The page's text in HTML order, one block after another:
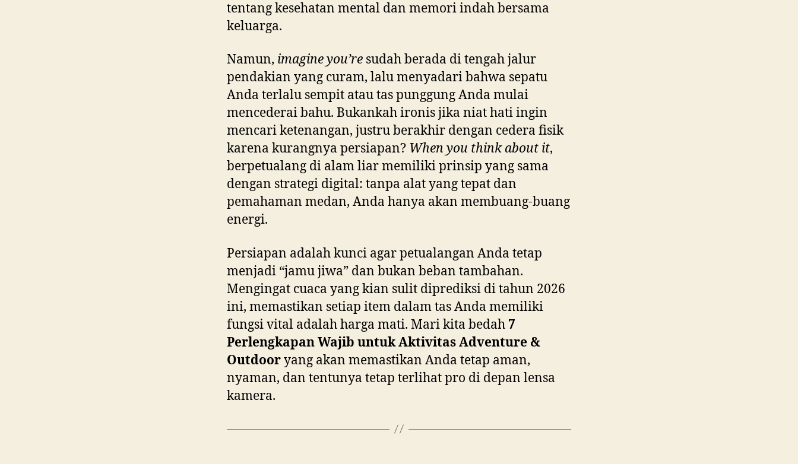
tentang kesehatan mental dan memori indah bersama
keluarga.
Namun, imagine you’re sudah berada di tengah jalur
pendakian yang curam, lalu menyadari bahwa sepatu
Anda terlalu sempit atau tas punggung Anda mulai
mencederai bahu. Bukankah ironis jika niat hati ingin
mencari ketenangan, justru berakhir dengan cedera fisik
karena kurangnya persiapan? When you think about it,
berpetualang di alam liar memiliki prinsip yang sama
dengan strategi digital: tanpa alat yang tepat dan
pemahaman medan, Anda hanya akan membuang-buang
energi.
Persiapan adalah kunci agar petualangan Anda tetap
menjadi “jamu jiwa” dan bukan beban tambahan.
Mengingat cuaca yang kian sulit diprediksi di tahun 2026
ini, memastikan setiap item dalam tas Anda memiliki
fungsi vital adalah harga mati. Mari kita bedah 7
Perlengkapan Wajib untuk Aktivitas Adventure &
Outdooryang akan memastikan Anda tetap aman,
nyaman, dan tentunya tetap terlihat pro di depan lensa
kamera.